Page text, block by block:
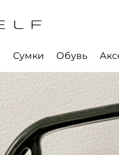
Сумки Обувь